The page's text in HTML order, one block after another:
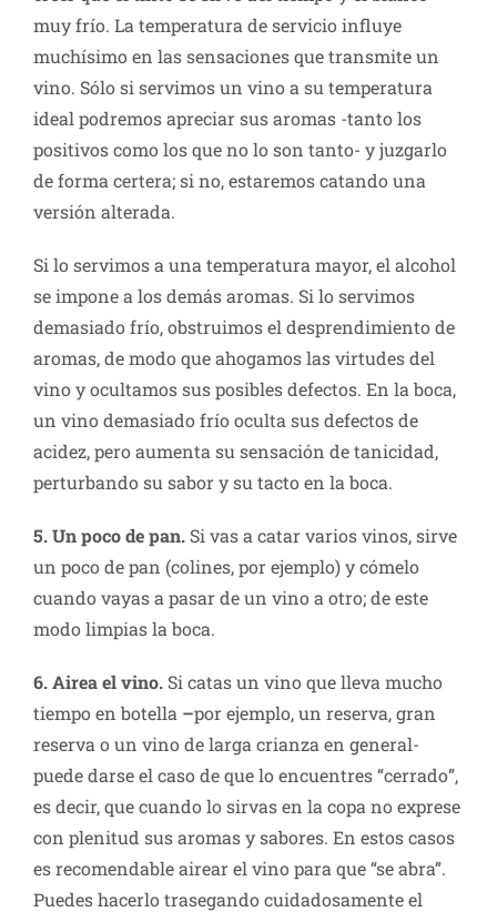
muy frío. La temperatura de servicio influye
muchísimo en las sensaciones que transmite un
vino. Sólo si servimos un vino a su temperatura
ideal podremos apreciar sus aromas -tanto los
positivos como los que no lo son tanto- y juzgarlo
de forma certera; si no, estaremos catando una
versión alterada.
Si lo servimos a una temperatura mayor, el alcohol
se impone a los demás aromas. Si lo servimos
demasiado frío, obstruimos el desprendimiento de
aromas, de modo que ahogamos las virtudes del
vino y ocultamos sus posibles defectos. En la boca,
un vino demasiado frío oculta sus defectos de
acidez, pero aumenta su sensación de tanicidad,
perturbando su sabor y su tacto en la boca.
5. Un poco de pan. Si vas a catar varios vinos, sirve
un poco de pan (colines, por ejemplo) y cómelo
cuando vayas a pasar de un vino a otro; de este
modo limpias la boca.
6. Airea el vino. Si catas un vino que lleva mucho
tiempo en botella –por ejemplo, un reserva, gran
reserva o un vino de larga crianza en general-
puede darse el caso de que lo encuentres “cerrado”,
es decir, que cuando lo sirvas en la copa no exprese
con plenitud sus aromas y sabores. En estos casos
es recomendable airear el vino para que “se abra”.
Puedes hacerlo trasegando cuidadosamente el